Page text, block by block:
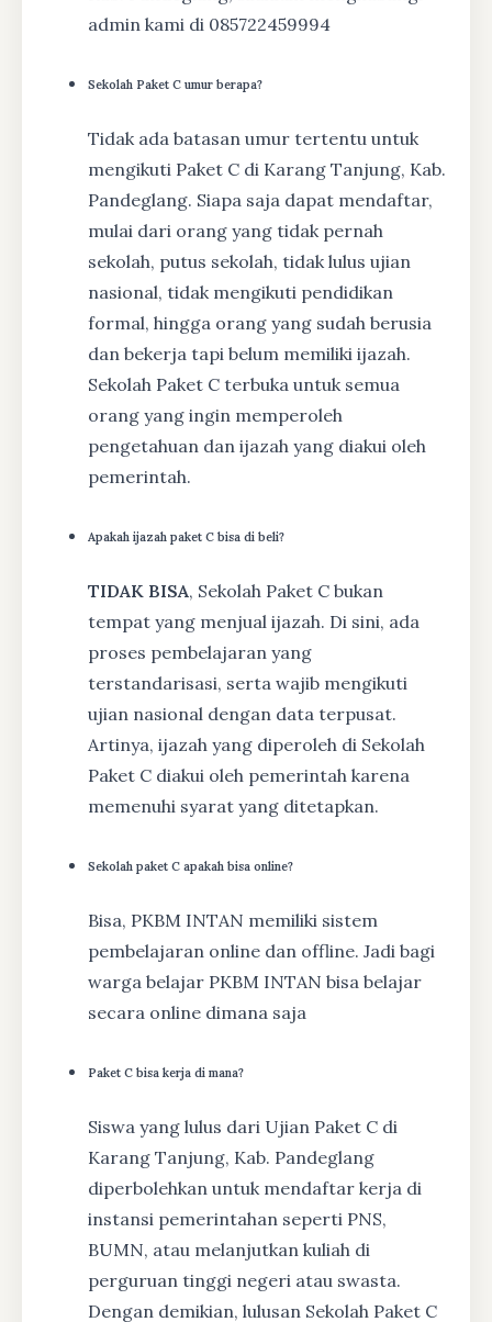
admin kami di 085722459994
Sekolah Paket C umur berapa?
Tidak ada batasan umur tertentu untuk
mengikuti Paket C di Karang Tanjung, Kab.
Pandeglang. Siapa saja dapat mendaftar,
mulai dari orang yang tidak pernah
sekolah, putus sekolah, tidak lulus ujian
nasional, tidak mengikuti pendidikan
formal, hingga orang yang sudah berusia
dan bekerja tapi belum memiliki ijazah.
Sekolah Paket C terbuka untuk semua
orang yang ingin memperoleh
pengetahuan dan ijazah yang diakui oleh
pemerintah.
Apakah ijazah paket C bisa di beli?
TIDAK BISA, Sekolah Paket C bukan
tempat yang menjual ijazah. Di sini, ada
proses pembelajaran yang
terstandarisasi, serta wajib mengikuti
ujian nasional dengan data terpusat.
Artinya, ijazah yang diperoleh di Sekolah
Paket C diakui oleh pemerintah karena
memenuhi syarat yang ditetapkan.
Sekolah paket C apakah bisa online?
Bisa, PKBM INTAN memiliki sistem
pembelajaran online dan offline. Jadi bagi
warga belajar PKBM INTAN bisa belajar
secara online dimana saja
Paket C bisa kerja di mana?
Siswa yang lulus dari Ujian Paket C di
Karang Tanjung, Kab. Pandeglang
diperbolehkan untuk mendaftar kerja di
instansi pemerintahan seperti PNS,
BUMN, atau melanjutkan kuliah di
perguruan tinggi negeri atau swasta.
Dengan demikian, lulusan Sekolah Paket C